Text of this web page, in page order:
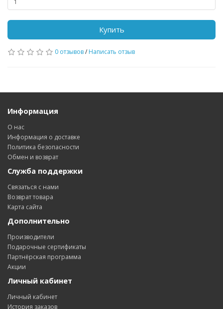
Купить
0 отзывов/ Написать отзыв
Информация
О нас
Информация о доставке
Политика безопасности
Обмен и возврат
Служба поддержки
Связаться с нами
Возврат товара
Карта сайта
Дополнительно
Производители
Подарочные сертификаты
Партнёрская программа
Акции
Личный кабинет
Личный кабинет
История заказов